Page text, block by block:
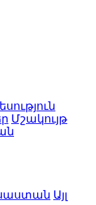
Մշակույթ
Այլ